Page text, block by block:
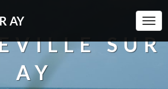
AY
SUR
AY